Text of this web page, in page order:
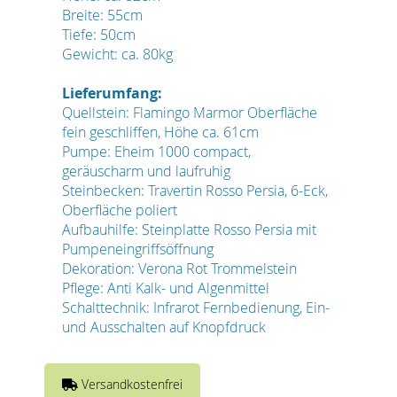
Breite: 55cm
Tiefe: 50cm
Gewicht: ca. 80kg
Lieferumfang:
Quellstein: Flamingo Marmor Oberfläche
fein geschliffen, Höhe ca. 61cm
Pumpe: Eheim 1000 compact,
geräuscharm und laufruhig
Steinbecken: Travertin Rosso Persia, 6-Eck,
Oberfläche poliert
Aufbauhilfe: Steinplatte Rosso Persia mit
Pumpeneingriffsöffnung
Dekoration: Verona Rot Trommelstein
Pflege: Anti Kalk- und Algenmittel
Schalttechnik: Infrarot Fernbedienung, Ein-
und Ausschalten auf Knopfdruck
Versandkostenfrei